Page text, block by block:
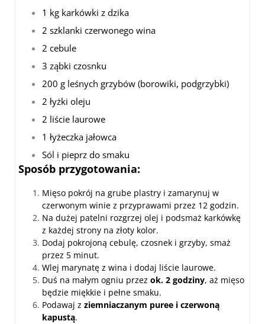
1 kg karkówki z dzika
2 szklanki czerwonego wina
2 cebule
3 ząbki czosnku
200 g leśnych grzybów (borowiki, podgrzybki)
2 łyżki oleju
2 liście laurowe
1 łyżeczka jałowca
Sól i pieprz do smaku
Sposób przygotowania:
Mięso pokrój na grube plastry i zamarynuj w
czerwonym winie z przyprawami przez 12 godzin.
Na dużej patelni rozgrzej olej i podsmaż karkówkę
z każdej strony na złoty kolor.
Dodaj pokrojoną cebulę, czosnek i grzyby, smaż
przez 5 minut.
Wlej marynatę z wina i dodaj liście laurowe.
Duś na małym ogniu przez ok. 2 godziny, aż mięso
będzie miękkie i pełne smaku.
Podawaj z ziemniaczanym puree i czerwoną
kapustą.